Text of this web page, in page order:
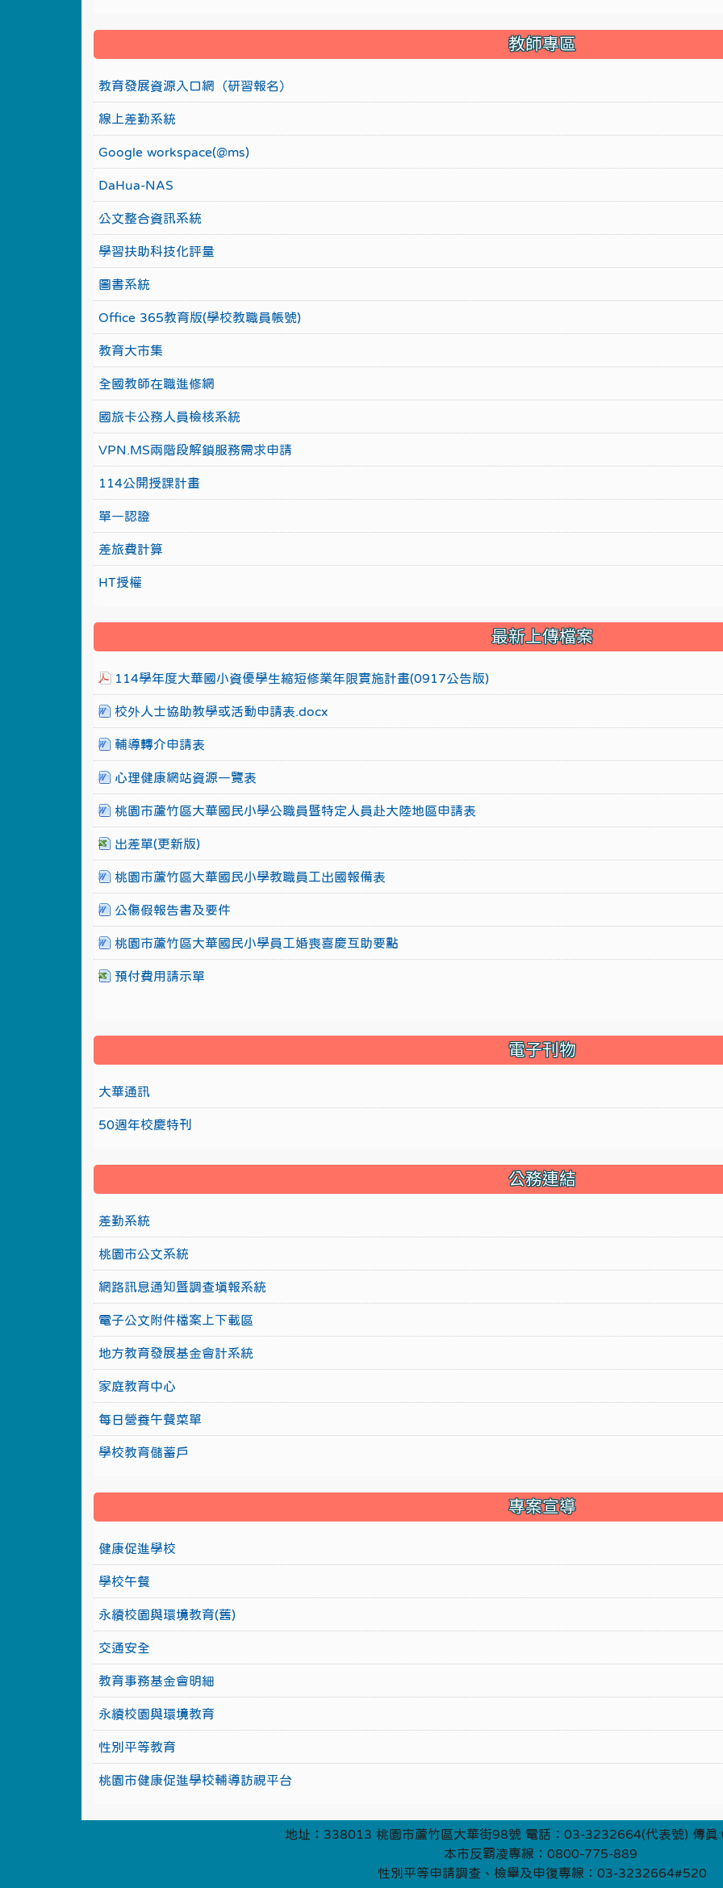
教師專區
教育發展資源入口網（研習報名）
線上差勤系統
Google workspace(@ms)
DaHua-NAS
公文整合資訊系統
學習扶助科技化評量
圖書系統
Office 365教育版(學校教職員帳號)
教育大市集
全國教師在職進修網
國旅卡公務人員檢核系統
VPN.MS兩階段解鎖服務需求申請
114公開授課計畫
單一認證
差旅費計算
HT授權
最新上傳檔案
114學年度大華國小資優學生縮短修業年限實施計畫(0917公告版)
校外人士協助教學或活動申請表.docx
輔導轉介申請表
心理健康網站資源一覽表
桃園市蘆竹區大華國民小學公職員暨特定人員赴大陸地區申請表
出差單(更新版)
桃園市蘆竹區大華國民小學教職員工出國報備表
公傷假報告書及要件
桃園市蘆竹區大華國民小學員工婚喪喜慶互助要點
預付費用請示單
電子刊物
大華通訊
50週年校慶特刊
公務連結
差勤系統
桃園市公文系統
網路訊息通知暨調查填報系統
電子公文附件檔案上下載區
地方教育發展基金會計系統
家庭教育中心
每日營養午餐菜單
學校教育儲蓄戶
專案宣導
健康促進學校
學校午餐
永續校園與環境教育(舊)
交通安全
教育事務基金會明細
永續校園與環境教育
性別平等教育
桃園市健康促進學校輔導訪視平台
地址：338013 桃園市蘆竹區大華街98號 電話：03-3232664(代表號) 傳
本市反霸凌專線：0800-775-889
性別平等申請調查、檢舉及申復專線：03-3232664#520